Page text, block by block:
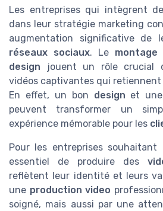
Les entreprises qui intègrent
dans leur stratégie marketing
augmentation significative de
réseaux sociaux. Le montage
design jouent un rôle crucial
vidéos captivantes qui
En effet, un bon design et
peuvent transformer un
expérience mémorable pour les
Pour les entreprises souhaitant
essentiel de produire des
reflètent leur identité et leurs
une production video
soigné, mais aussi par une